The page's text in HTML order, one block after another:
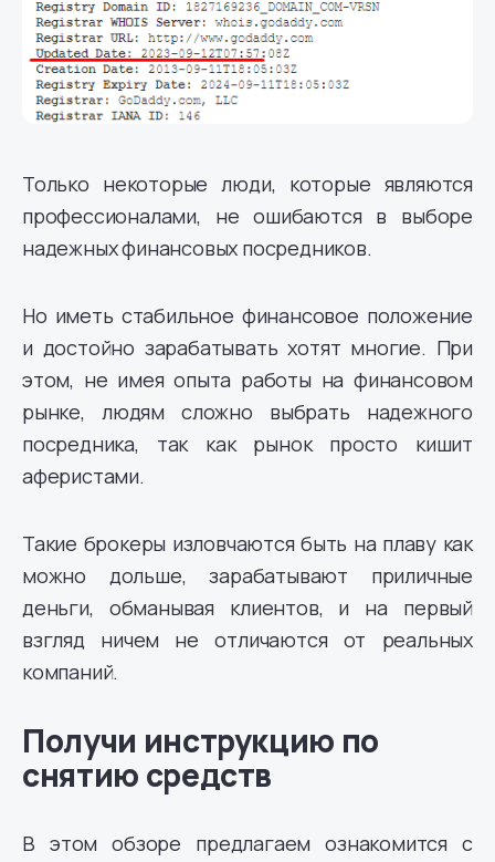
Только некоторые люди, которые являются
профессионалами, не ошибаются в выборе
надежных финансовых посредников.
Но иметь стабильное финансовое положение
и достойно зарабатывать хотят многие. При
этом, не имея опыта работы на финансовом
рынке, людям сложно выбрать надежного
посредника, так как рынок просто кишит
аферистами.
Такие брокеры изловчаются быть на плаву как
можно дольше, зарабатывают приличные
деньги, обманывая клиентов, и на первый
взгляд ничем не отличаются от реальных
компаний.
Получи инструкцию по
снятию средств
В этом обзоре предлагаем ознакомится с